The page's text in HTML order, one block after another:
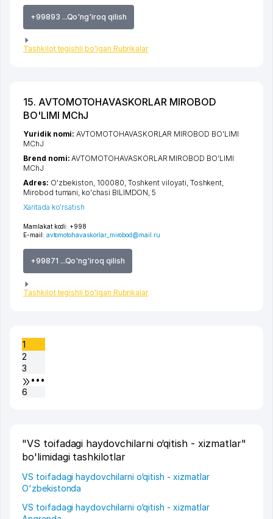
+99893 ...Qo'ng'iroq qilish
Tashkilot tegishli bo'lgan Rubrikalar
15. AVTOMOTOHAVASKORLAR MIROBOD
BO'LIMI MChJ
Mamlakat kodi: +998
E-mail: avtomotohavaskorlar_mirobod@mail.ru
+99871 ...Qo'ng'iroq qilish
Tashkilot tegishli bo'lgan Rubrikalar
Yuridik nomi:AVTOMOTOHAVASKORLAR MIROBOD BO'LIMI
MChJ
Brend nomi:AVTOMOTOHAVASKORLAR MIROBOD BO'LIMI
MChJ
Adres: O'zbekiston, 100080, Toshkent viloyati Toshkent
Mirobod tumani ko'chasi BILIMDON , 5
Xaritada ko'rsatish
1
2
3
•••
6
"VS toifadagi haydovchilarni o‘qitish - xizmatlar"
bo'limidagi tashkilotlar
VS toifadagi haydovchilarni o‘qitish - xizmatlar
O'zbekistonda
VS toifadagi haydovchilarni o‘qitish - xizmatlar